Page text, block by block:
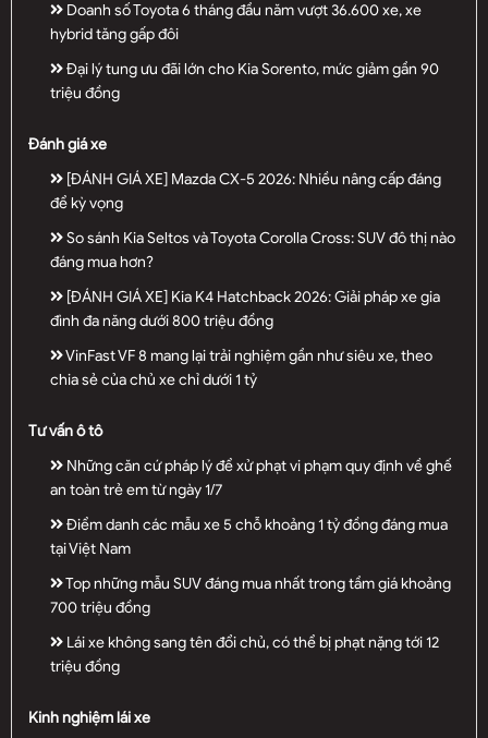
Doanh số Toyota 6 tháng đầu năm vượt 36.600 xe, xe
hybrid tăng gấp đôi
Đại lý tung ưu đãi lớn cho Kia Sorento, mức giảm gần 90
triệu đồng
Đánh giá xe
[ĐÁNH GIÁ XE] Mazda CX-5 2026: Nhiều nâng cấp đáng
để kỳ vọng
So sánh Kia Seltos và Toyota Corolla Cross: SUV đô thị nào
đáng mua hơn?
[ĐÁNH GIÁ XE] Kia K4 Hatchback 2026: Giải pháp xe gia
đình đa năng dưới 800 triệu đồng
VinFast VF 8 mang lại trải nghiệm gần như siêu xe, theo
chia sẻ của chủ xe chỉ dưới 1 tỷ
Tư vấn ô tô
Những căn cứ pháp lý để xử phạt vi phạm quy định về ghế
an toàn trẻ em từ ngày 1/7
Điểm danh các mẫu xe 5 chỗ khoảng 1 tỷ đồng đáng mua
tại Việt Nam
Top những mẫu SUV đáng mua nhất trong tầm giá khoảng
700 triệu đồng
Lái xe không sang tên đổi chủ, có thể bị phạt nặng tới 12
triệu đồng
Kinh nghiệm lái xe